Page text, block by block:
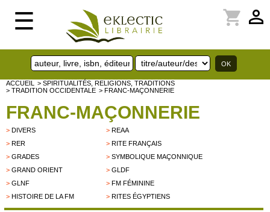
☰ perm_identity
shopping_cart
ACCUEIL
> SPIRITUALITÉS, RELIGIONS, TRADITIONS
> TRADITION OCCIDENTALE > FRANC-MAÇONNERIE
FRANC-MAÇONNERIE
> DIVERS >REAA
> RER >RITE FRANÇAIS
> GRADES >SYMBOLIQUE MAÇONNIQUE
> GRAND ORIENT >GLDF
> GLNF >FM FÉMININE
> HISTOIRE DE LA FM >RITES ÉGYPTIENS